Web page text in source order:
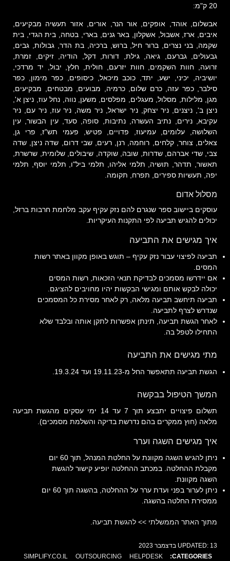
20 ק"מ:
אבשלום, אוהד, אופקים, אור הנר, אורים, אזור תעשיה מבקיעים,
איבים, ארז, אשבול, אשקלון, באר גנים, בארי, בטחה, בית הגדי, בית
שקמה, בני נצרים, ברור חיל, ברוש, ברכיה, בת הדר, גבולות, גבים,
גבעולים, גברעם, גיאה, גילת, דורות, דקל, הודיה, זיקים, זמרת,
זרועה, חוות השקמים, חוות יזרעם, חולית, חלץ, יבול, יד מרדכי,
יושיביה, יכיני, ישע, יתד, כוכב מיכאל, כיסופים, כפר מימון, כפר
סילבר, כפר עזה, כרם שלום, כרמיה, מבועים, מבטחים, מבקיעים,
מגן, מלילות, מסלול, מעגלים, מפלסים, משען, נווה, נחל עוז, ניצן א',
ניצן ב', ניצנים, ניר יצחק, ניר ישראל, ניר משה, ניר עוז, ניר עם, ניר
עקיבא, נירים, נתיב העשרה, נתיבות, סופה, סעד, עין הבשור, עין
השלושה, עלומים, עמיעוז, פדויים, פטיש, פעמי תש"ז, פרי גן,
צאלים, צוחר, קלחים, רוחמה, רנן, רעים, שבי דרום, שדה ניצן, שדה
צבי, שדי אברהם, שדרות, שובה, שוקדה, שיבולים, שלומית, שרשרת,
תאשור, תדהר, תושיה, תלמי אליהו, תלמי ביל"ו, תלמי יוסף, תלמי
יפה, תעשיות ספירים, תפרח, תקומה.
מסלול אדום
עוסקים ביישוב ספר שנגרם להם נזק עקיף עקב מלחמת חרבות ברזל,
יכולים להגיש תביעה לפי התקנות העיקריות.
איך מגישים את התביעה
תביעה לפיצוי עבור נזק עקיף – תוגש באופן מקוון באתר רשות
המסים.
אם יידרשו מסמכים לבדיקת תנאי הזכאות, רשות המסים
יכולה לבקש אותם ומגישי הבקשות יהיו מחויבים להציגם.
תביעה תיחשב תביעה מלאה, רק לאחר מסירת כל המסמכים
שנדרש לצרף לתביעה.
לאחר הגשת תביעה, תינתן אפשרות לתקן אותה ובלבד שלא
התחילו לטפל בה.
מתי מגישים את התביעה
הגשת תביעה תתאפשר החל מ-19.11.23 ועד 19.3.24.
המשך הטיפול בבקשה
תשלום פיצויים יתבצע תוך 7 עד 14 ימי עסקים מהגשת תביעה
מלאה (חוץ ממקרים בהם נדרשת בדיקה והשלמת מסמכים).
איך מגישים השגה וערר
ניתן להגיש השגה מקוונת על החלטת המנהל, תוך 60 יום
מקבלת ההחלטה. במכתב ההחלטה יופיע קישור להגשת
השגה מקוונת.
ניתן לערור בפני ועדת ערר על ההחלטה, בהשגה תוך 60 יום
ממסירת החלטה בהשגה.
מתוך האתר הממשלתי >> להגשת תביעה.
UPDATED: 13 בדצמבר 2023
CATEGORIES:
HELPDESK
OUTSOURCING
SIMPLIFY.CO.IL